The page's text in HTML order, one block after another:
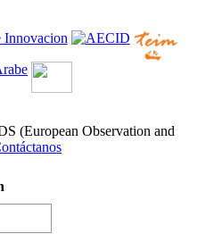
(European Observation and